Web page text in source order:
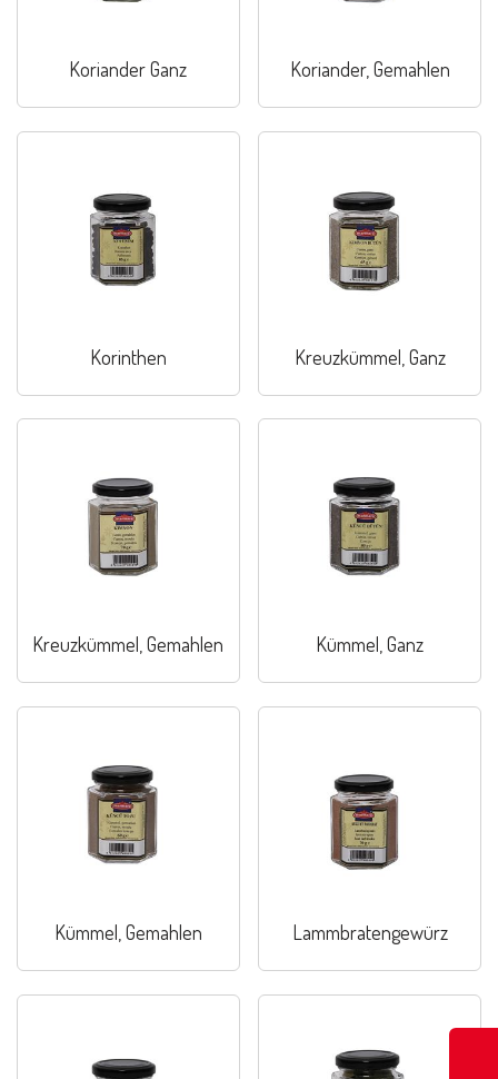
Koriander Ganz Koriander, Gemahlen
Korinthen Kreuzkümmel, Ganz
Kreuzkümmel, Gemahlen Kümmel, Ganz
Kümmel, Gemahlen Lammbratengewürz